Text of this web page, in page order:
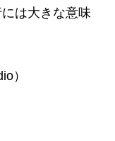
は大きな意味
）